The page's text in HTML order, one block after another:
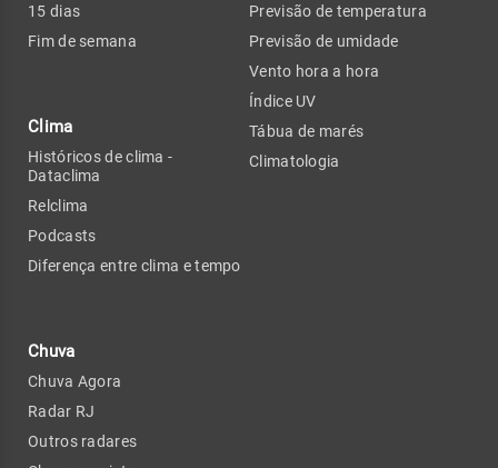
15 dias
Fim de semana
Clima
Históricos de clima -
Dataclima
Relclima
Podcasts
Diferença entre clima e tempo
Chuva
Chuva Agora
Radar RJ
Outros radares
Previsão de temperatura
Previsão de umidade
Vento hora a hora
Índice UV
Tábua de marés
Climatologia